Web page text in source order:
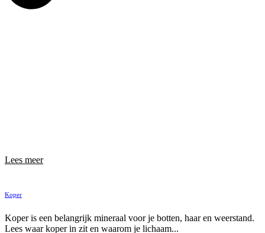
Lees meer
Koper
Koper is een belangrijk mineraal voor je botten, haar en weerstand.
Lees waar koper in zit en waarom je lichaam...